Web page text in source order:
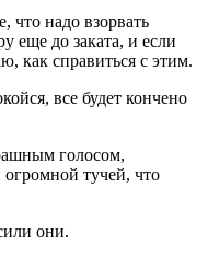
что надо взорвать
еще до заката, и если
как справиться с этим.
все будет кончено
голосом,
огромной тучей, что
они.